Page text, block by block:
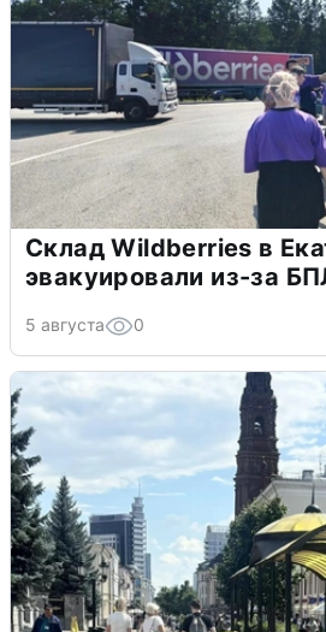
Склад Wildberries в
эвакуировали из-за
5 августа 0